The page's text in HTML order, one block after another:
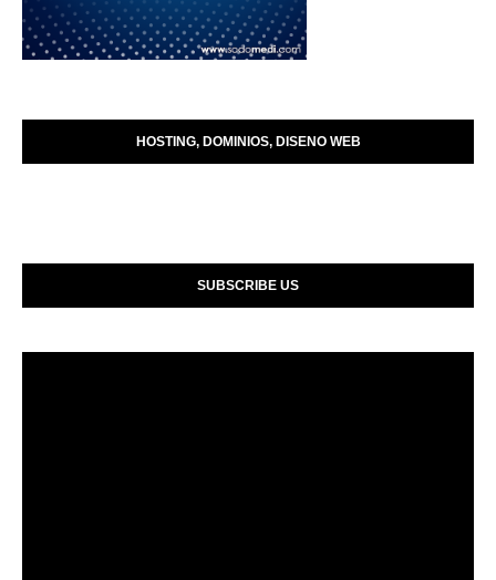
HOSTING, DOMINIOS, DISENO WEB
SUBSCRIBE US